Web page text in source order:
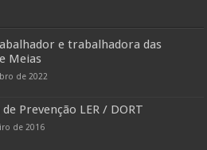
e trabalhadora das
Meias
de 2022
Prevenção LER / DORT
de 2016